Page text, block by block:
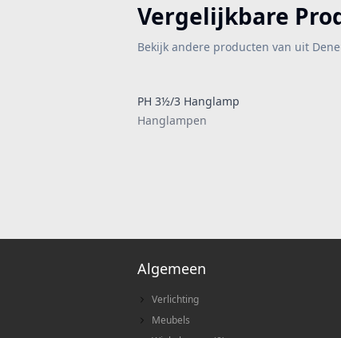
Vergelijkbare
Bekijk andere producten van uit
PH 3½/3 Hanglamp
Hanglampen
Algemeen
Verlichting
Meubels